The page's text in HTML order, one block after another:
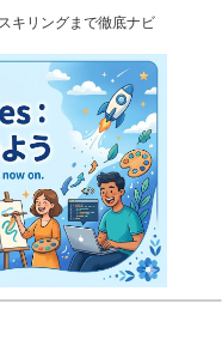
キリングまで徹底ナビ